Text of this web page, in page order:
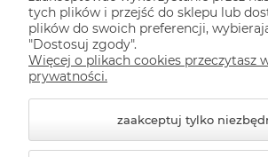
Dla Ciebie
Informacje
tych plików i przejść do sklepu lub
plików do swoich preferencji,
"Dostosuj zgody".
Więcej o plikach cookies przeczytasz
prywatności.
zaakceptuj tylko